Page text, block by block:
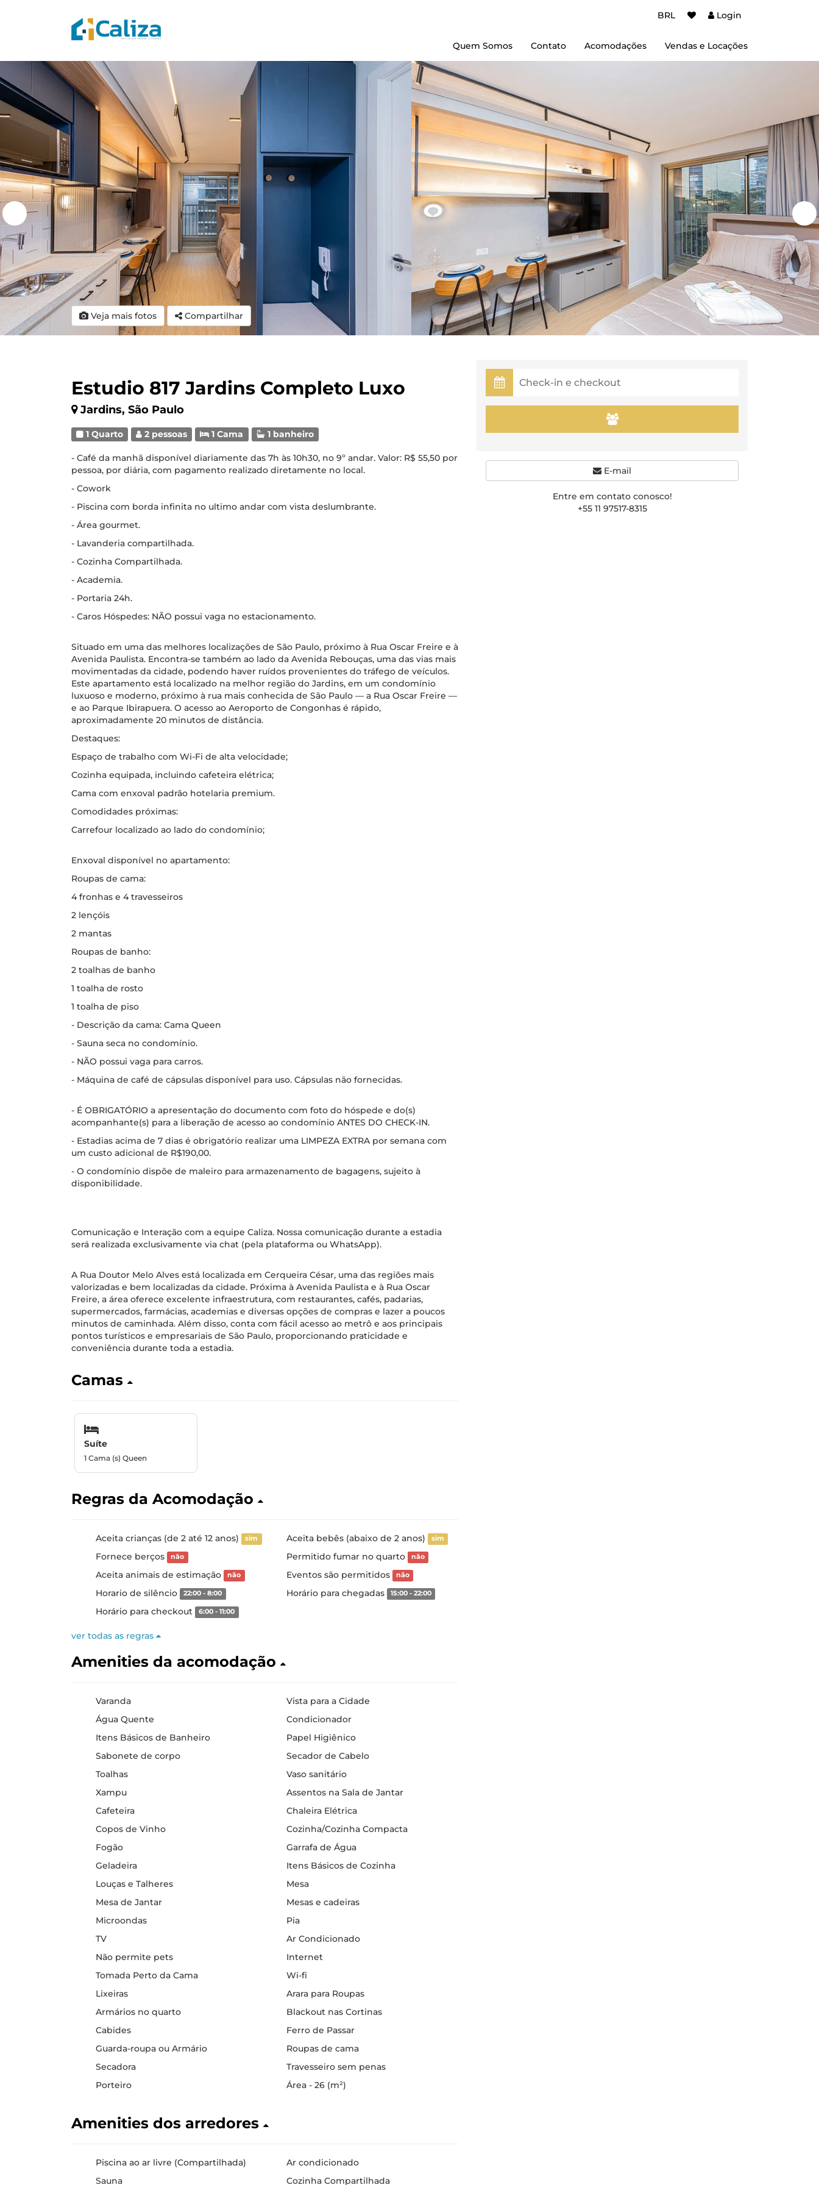
BRL Login
Quem Somos Contato Acomodações Vendas e Locações
Veja mais fotos Compartilhar
Estudio 817 Jardins Completo Luxo
Jardins, São Paulo
1 Quarto 2 pessoas 1 Cama 1 banheiro
- Café da manhã disponível diariamente das 7h às 10h30, no 9º andar. Valor: R$ 55,50 por
pessoa, por diária, com pagamento realizado diretamente no local.
- Cowork
- Piscina com borda infinita no ultimo andar com vista deslumbrante.
- Área gourmet.
- Lavanderia compartilhada.
- Cozinha Compartilhada.
- Academia.
- Portaria 24h.
- Caros Hóspedes: NÃO possui vaga no estacionamento.
Situado em uma das melhores localizações de São Paulo, próximo à Rua Oscar Freire e à
Avenida Paulista. Encontra-se também ao lado da Avenida Rebouças, uma das vias mais
movimentadas da cidade, podendo haver ruídos provenientes do tráfego de veículos.
Este apartamento está localizado na melhor região do Jardins, em um condomínio
luxuoso e moderno, próximo à rua mais conhecida de São Paulo — a Rua Oscar Freire —
e ao Parque Ibirapuera. O acesso ao Aeroporto de Congonhas é rápido,
aproximadamente 20 minutos de distância.
Destaques:
Espaço de trabalho com Wi-Fi de alta velocidade;
Cozinha equipada, incluindo cafeteira elétrica;
Cama com enxoval padrão hotelaria premium.
Comodidades próximas:
Carrefour localizado ao lado do condomínio;
Enxoval disponível no apartamento:
Roupas de cama:
4 fronhas e 4 travesseiros
2 lençóis
2 mantas
Roupas de banho:
2 toalhas de banho
1 toalha de rosto
1 toalha de piso
- Descrição da cama: Cama Queen
- Sauna seca no condomínio.
- NÃO possui vaga para carros.
- Máquina de café de cápsulas disponível para uso. Cápsulas não fornecidas.
- É OBRIGATÓRIO a apresentação do documento com foto do hóspede e do(s)
acompanhante(s) para a liberação de acesso ao condomínio ANTES DO CHECK-IN.
- Estadias acima de 7 dias é obrigatório realizar uma LIMPEZA EXTRA por semana com
um custo adicional de R$190,00.
- O condomínio dispõe de maleiro para armazenamento de bagagens, sujeito à
disponibilidade.
Comunicação e Interação com a equipe Caliza. Nossa comunicação durante a estadia
será realizada exclusivamente via chat (pela plataforma ou WhatsApp).
A Rua Doutor Melo Alves está localizada em Cerqueira César, uma das regiões mais
valorizadas e bem localizadas da cidade. Próxima à Avenida Paulista e à Rua Oscar
Freire, a área oferece excelente infraestrutura, com restaurantes, cafés, padarias,
supermercados, farmácias, academias e diversas opções de compras e lazer a poucos
minutos de caminhada. Além disso, conta com fácil acesso ao metrô e aos principais
pontos turísticos e empresariais de São Paulo, proporcionando praticidade e
conveniência durante toda a estadia.
Camas
Suíte
1 Cama (s) Queen
Regras da Acomodação
Aceita crianças (de 2 até 12 anos) sim Aceita bebês (abaixo de 2 anos) sim
Fornece berços não Permitido fumar no quarto não
Aceita animais de estimação não Eventos são permitidos não
Horario de silêncio 22:00 - 8:00 Horário para chegadas 15:00 - 22:00
Horário para checkout 6:00 - 11:00
ver todas as regras
Amenities da acomodação
Varanda
Vista para a Cidade
Água Quente
Condicionador
Itens Básicos de Banheiro
Papel Higiênico
Sabonete de corpo
Secador de Cabelo
Toalhas
Vaso sanitário
Xampu
Assentos na Sala de Jantar
Cafeteira
Chaleira Elétrica
Copos de Vinho
Cozinha/Cozinha Compacta
Fogão
Garrafa de Água
Geladeira
Itens Básicos de Cozinha
Louças e Talheres
Mesa
Mesa de Jantar
Mesas e cadeiras
Microondas
Pia
TV
Ar Condicionado
Não permite pets
Internet
Tomada Perto da Cama
Wi-fi
Lixeiras
Arara para Roupas
Armários no quarto
Blackout nas Cortinas
Cabides
Ferro de Passar
Guarda-roupa ou Armário
Roupas de cama
Secadora
Travesseiro sem penas
Porteiro
Área - 26 (m²)
Amenities dos arredores
Piscina ao ar livre (Compartilhada)
Ar condicionado
Sauna
Cozinha Compartilhada
E-mail
Entre em contato conosco!
+55 11 97517-8315